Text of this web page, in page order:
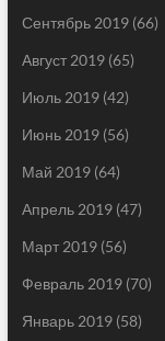
Сентябрь 2019(66)
Август 2019(65)
Июль 2019(42)
Июнь 2019(56)
Май 2019(64)
Апрель 2019(47)
Март 2019(56)
Февраль 2019(70)
Январь 2019(58)